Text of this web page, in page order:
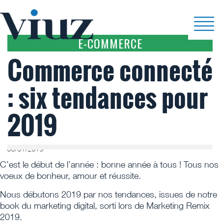
E-COMMERCE
Commerce connecté
: six tendances pour
2019
06/01/2019
C’est le début de l’année : bonne année à tous ! Tous nos
voeux de bonheur, amour et réussite.
Nous débutons 2019 par nos tendances, issues de notre
book du marketing digital, sorti lors de Marketing Remix
2019.